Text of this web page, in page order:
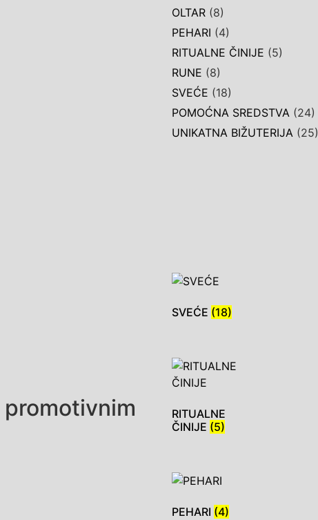
OLTAR (8)
PEHARI (4)
RITUALNE ČINIJE (5)
RUNE (8)
SVEĆE (18)
POMOĆNA SREDSTVA (24)
UNIKATNA BIŽUTERIJA (25)
SVEĆE (18)
RITUALNE
ČINIJE (5)
PEHARI (4)